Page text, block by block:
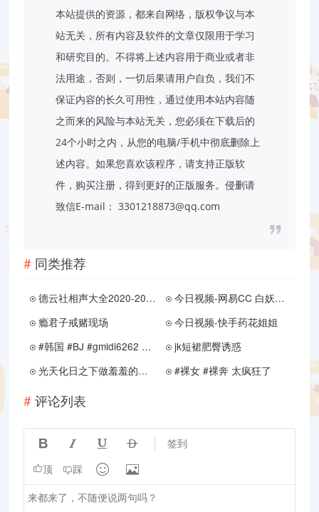
本站提供的资源，都来自网络，版权争议与本
站无关，所有内容及软件的文章仅限用于学习
和研究目的。不得将上述内容用于商业或者非
法用途，否则，一切后果请用户自负，我们不
保证内容的长久可用性，通过使用本站内容随
之而来的风险与本站无关，您必须在下载后的
24个小时之内，从您的电脑/手机中彻底删除上
述内容。如果您喜欢该程序，请支持正版软
件，购买注册，得到更好的正版服务。侵删请
致信E-mail： 3301218873@qq.com
同类推荐
德云社相声大全2020-2024
今日视频-网易CC 白妖妖 定制
瘾君子戒赌现场
今日视频-快手药花姐姐
#韩国 #BJ #gmldi6262 最新定制福利
jk短裙肥臀诱惑
光天化日之下做羞羞的事这合理吗
#裸女 #裸奔 太疯狂了
评论列表
    签到
顶 踩  